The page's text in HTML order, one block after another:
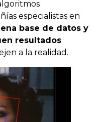
especialistas en
base de datos y
resultados
a la realidad.